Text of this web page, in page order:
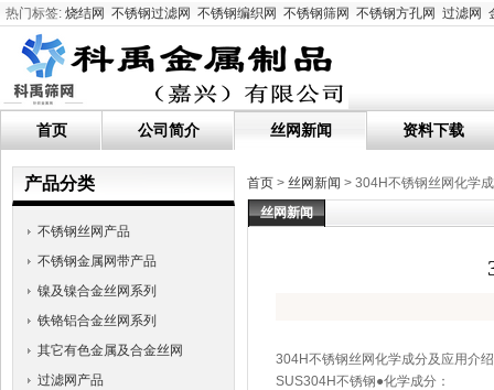
热门标签: 烧结网 不锈钢过滤网 不锈钢编织网 不锈钢筛网 不锈钢方孔网 过滤网
首页 公司简介 丝网新闻 资料下载
首页 > 丝网新闻 > 304H不锈钢丝网化学
丝网新闻
304H不锈钢丝网化学成分及应用介绍
SUS304H不锈钢●化学成分：
产品分类
不锈钢丝网产品
不锈钢金属网带产品
镍及镍合金丝网系列
铁铬铝合金丝网系列
其它有色金属及合金丝网
过滤网产品